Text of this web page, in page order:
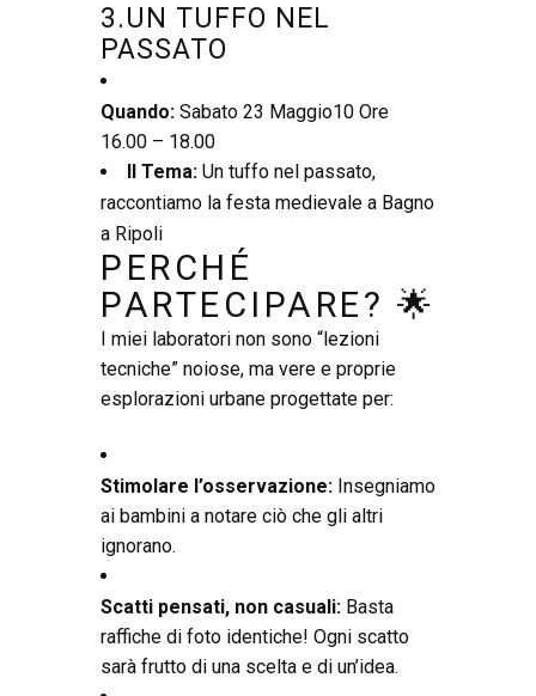
3.UN TUFFO NEL
PASSATO
Quando: Sabato 23 Maggio10 Ore
16.00 – 18.00
Il Tema: Un tuffo nel passato,
raccontiamo la festa medievale a Bagno
a Ripoli
PERCHÉ
PARTECIPARE? 🌟
I miei laboratori non sono “lezioni
tecniche” noiose, ma vere e proprie
esplorazioni urbane progettate per:
Stimolare l’osservazione: Insegniamo
ai bambini a notare ciò che gli altri
ignorano.
Scatti pensati, non casuali: Basta
raffiche di foto identiche! Ogni scatto
sarà frutto di una scelta e di un’idea.